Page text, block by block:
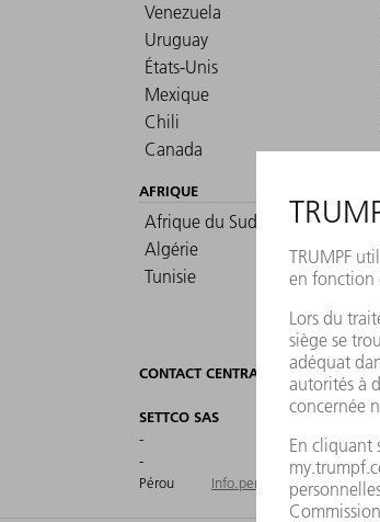
Venezuela
Uruguay
États-Unis
Mexique
Chili
Canada
AFRIQUE
Afrique du Sud
Algérie
Tunisie
CONTACT CENTRAL POUR PÉROU
SETTCO SAS
-
-
Pérou
Info.peru@settco.com.co